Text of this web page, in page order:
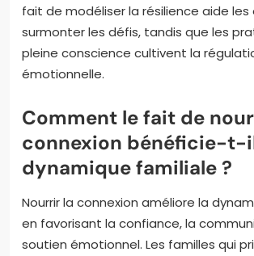
fait de modéliser la résilience aide
surmonter les défis, tandis que les
pleine conscience cultivent la
émotionnelle.
Comment le fait de
connexion bénéficie-t-
dynamique familiale ?
Nourrir la connexion améliore la
en favorisant la confiance, la
soutien émotionnel. Les familles qui